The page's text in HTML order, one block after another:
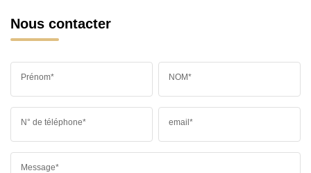
Nous contacter
Prénom* NOM*
N° de téléphone* email*
Message*